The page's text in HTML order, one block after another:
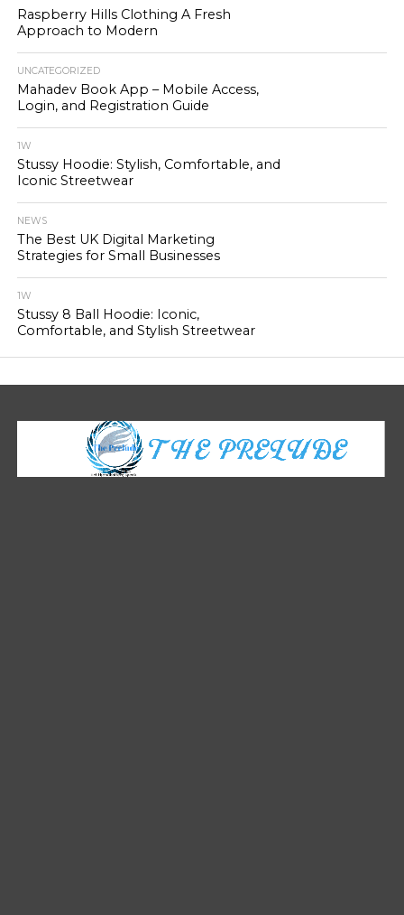
Raspberry Hills Clothing A Fresh
Approach to Modern
UNCATEGORIZED
Mahadev Book App – Mobile Access,
Login, and Registration Guide
1W
Stussy Hoodie: Stylish, Comfortable, and
Iconic Streetwear
NEWS
The Best UK Digital Marketing
Strategies for Small Businesses
1W
Stussy 8 Ball Hoodie: Iconic,
Comfortable, and Stylish Streetwear